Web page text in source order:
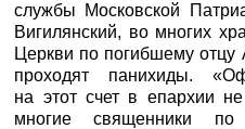
службы Московской
Вигилянский, во многих
Церкви по погибшему отцу
проходят панихиды.
на этот счет в епархии
многие священники по